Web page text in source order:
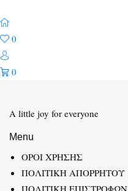
0
0
A little joy for everyone
Menu
ΟΡΟΙ ΧΡΗΣΗΣ
ΠΟΛΙΤΙΚΗ ΑΠΟΡΡΗΤΟΥ
ΠΟΛΙΤΙΚΗ ΕΠΙΣΤΡΟΦΩΝ